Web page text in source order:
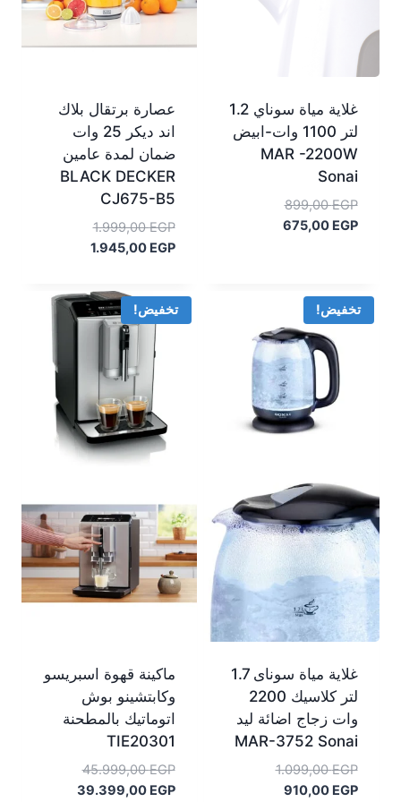
غلاية مياة سوناي 1.2
لتر 1100 وات-ابيض
MAR -2200W
Sonai
899,00EGP
السعر
الأصلي675,00 EGP
السعر
عصارة برتقال بلاك
اند ديكر 25 وات
ضمان لمدة عامين
BLACK DECKER
‎CJ675-B5
1.999,00EGP
السعر
الأصلي
1.999,00 EGP.
1.945,00 EGP
السعر
1.945,00 EGP.
تخفيض!
غلاية مياة سوناى 1.7
لتر كلاسيك 2200
وات زجاج اضائة ليد
MAR-3752 Sonai
1.099,00EGP
السعر
910,00 EGP
السعر
تخفيض!
ماكينة قهوة اسبريسو
وكابتشينو بوش
اتوماتيك بالمطحنة
TIE20301
45.999,00EGP
السعر
الأصلي39.399,00 EGP
السعر